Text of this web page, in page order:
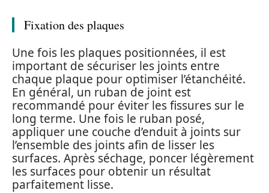
Fixation des plaques
Une fois les plaques positionnées, il est
important de sécuriser les joints entre
chaque plaque pour optimiser l’étanchéité.
En général, un ruban de joint est
recommandé pour éviter les fissures sur le
long terme. Une fois le ruban posé,
appliquer une couche d’enduit à joints sur
l’ensemble des joints afin de lisser les
surfaces. Après séchage, poncer légèrement
les surfaces pour obtenir un résultat
parfaitement lisse.